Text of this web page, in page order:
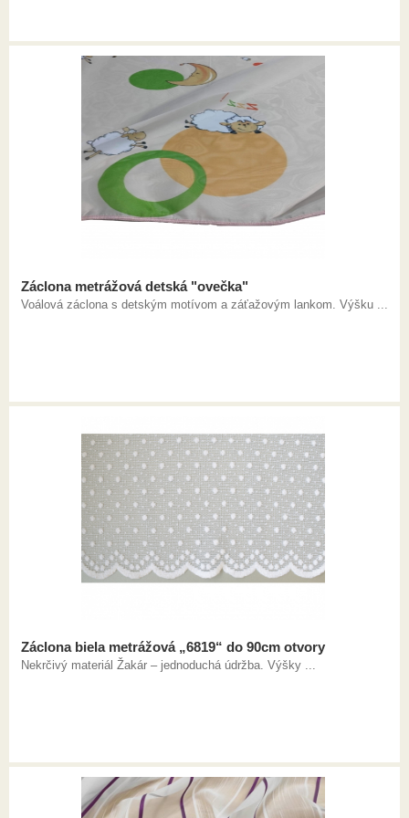
Záclona metrážová detská "ovečka"
Voálová záclona s detským motívom a záťažovým lankom. Výšku ...
Záclona biela metrážová „6819“ do 90cm otvory
Nekrčivý materiál Žakár – jednoduchá údržba. Výšky ...